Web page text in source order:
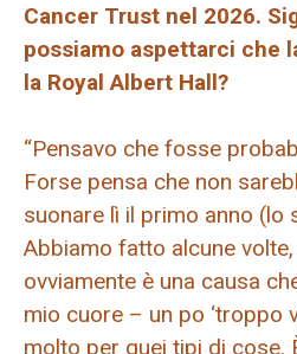
Cancer Trust nel 2026.
possiamo aspettarci che
la Royal Albert Hall?
“Pensavo che fosse
Forse pensa che non
suonare lì il primo anno (lo
Abbiamo fatto alcune
ovviamente è una causa
mio cuore – un po ‘troppo
molto per quei tipi di cose.